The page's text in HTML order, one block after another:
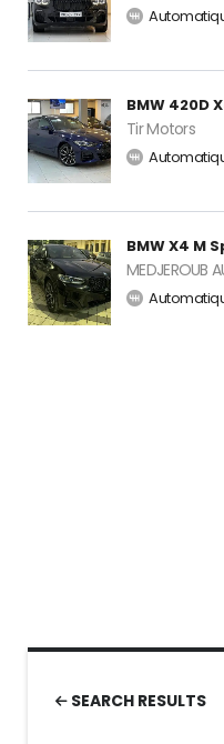
BMW 420D
Tir Motors
BMW X4 M
MEDJEROUB
SEARCH RESULTS